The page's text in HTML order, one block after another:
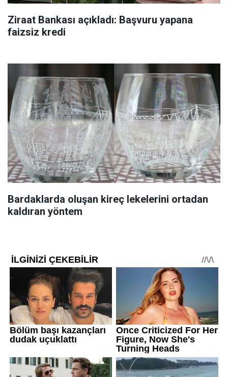
Ziraat Bankası açıkladı: Başvuru yapana
faizsiz kredi
Bardaklarda oluşan kireç lekelerini ortadan
kaldıran yöntem